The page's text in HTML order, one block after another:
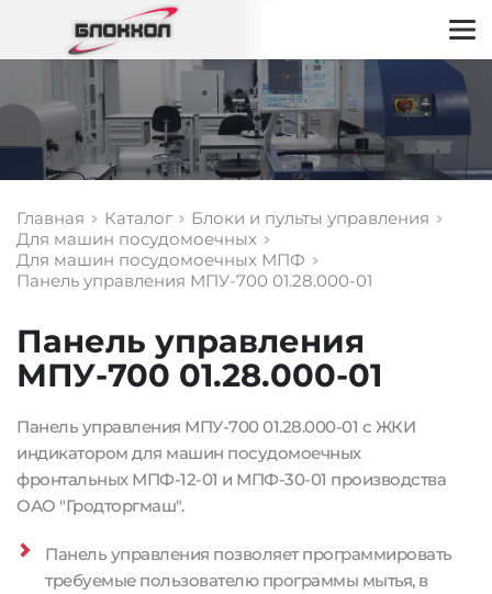
Главная Каталог
Блоки и пульты управления
Для машин посудомоечных
Для машин посудомоечных МПФ
Панель управления МПУ-700 01.28.000-01
Панель управления
МПУ-700 01.28.000-01
Панель управления МПУ-700 01.28.000-01 с ЖКИ
индикатором для машин посудомоечных
фронтальных МПФ-12-01 и МПФ-30-01 производства
ОАО "Гродторгмаш".
Панель управления позволяет программировать
требуемые пользователю программы мытья, в